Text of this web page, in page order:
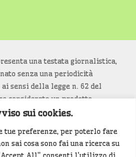
sui cookies.
tue preferenze, per poterlo fare
sai cosa sono fai una ricerca su
una testata giornalistica,
senza una periodicità
sensi della legge n. 62 del
considerato un prodotto
copyright e diritti
è di tua proprietà e vuoi